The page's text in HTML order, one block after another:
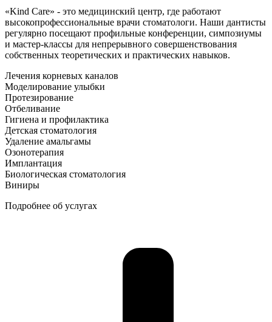
«Kind Care» - это медицинский центр, где работают
высокопрофессиональные врачи стоматологи. Наши дантисты
регулярно посещают профильные конференции, симпозиумы
и мастер-классы для непрерывного совершенствования
собственных теоретических и практических навыков.
Лечения корневых каналов
Mоделирование улыбки
Протезирование
Отбеливание
Гигиена и профилактика
Детская cтоматология
Удаление aмальгамы
Озонотерапия
Имплантация
Биологическая cтоматология
Виниры
Подробнее об услугах